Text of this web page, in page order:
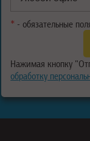
* - обязательные
Нажимая кнопку
обработку